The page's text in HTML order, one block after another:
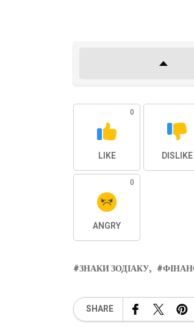
0
LIKE DISLIKE
0
ANGRY
ЗНАКИ ЗОДІАКУ
SHARE